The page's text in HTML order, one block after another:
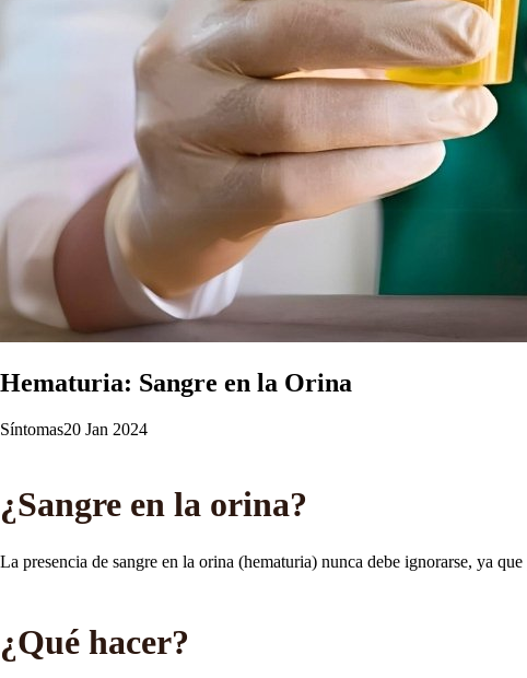
Hematuria: Sangre en la Orina
Síntomas20 Jan 2024
¿Sangre en la orina?
La presencia de sangre en la orina (hematuria) nunca debe ignorarse, ya
¿Qué hacer?